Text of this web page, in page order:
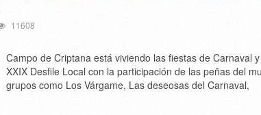
11608
Campo de Criptana está viviendo las fiestas de Carnaval
XXIX Desfile Local con la participación de las peñas del
grupos como Los Várgame, Las deseosas del Carnaval,